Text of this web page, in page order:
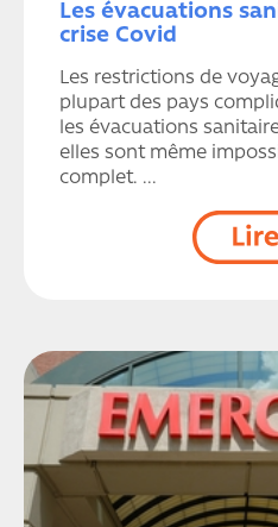
Les évacuations
crise Covid
Les restrictions de
plupart des pays
les évacuations
elles sont même
complet. ...